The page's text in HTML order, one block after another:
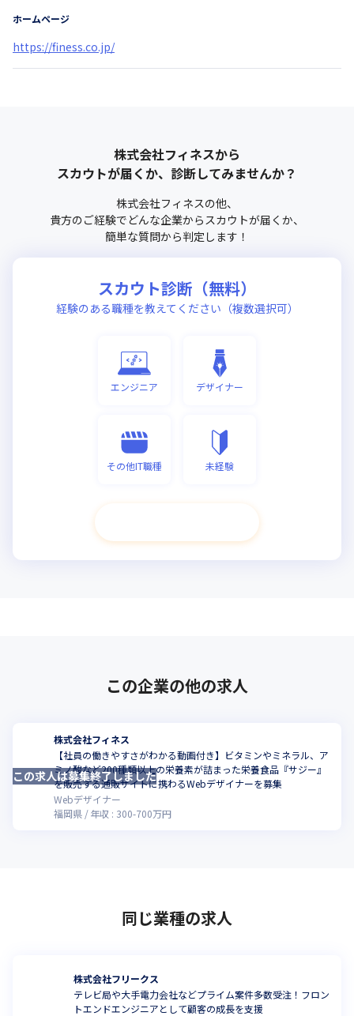
ホームページ
https://finess.co.jp/
株式会社フィネスから
スカウトが届くか、診断してみませんか？
株式会社フィネスの他、
貴方のご経験でどんな企業からスカウトが届くか、
簡単な質問から判定します！
スカウト診断（無料）
経験のある職種を教えてください（複数選択可）
エンジニア デザイナー
その他IT職種 未経験
この企業の他の求人
株式会社フィネス
【社員の働きやすさがわかる動画付き】ビタミンやミネラル、ア
ミノ酸など200種類以上の栄養素が詰まった栄養食品『サジー』
を販売する通販サイトに携わるWebデザイナーを募集
Webデザイナー
福岡県
年収 : 300-700万円
この求人は募集終了しました
同じ業種の求人
株式会社フリークス
テレビ局や大手電力会社などプライム案件多数受注！フロン
トエンドエンジニアとして顧客の成長を支援